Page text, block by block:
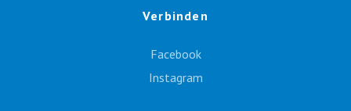
Verbinden
Facebook
Instagram